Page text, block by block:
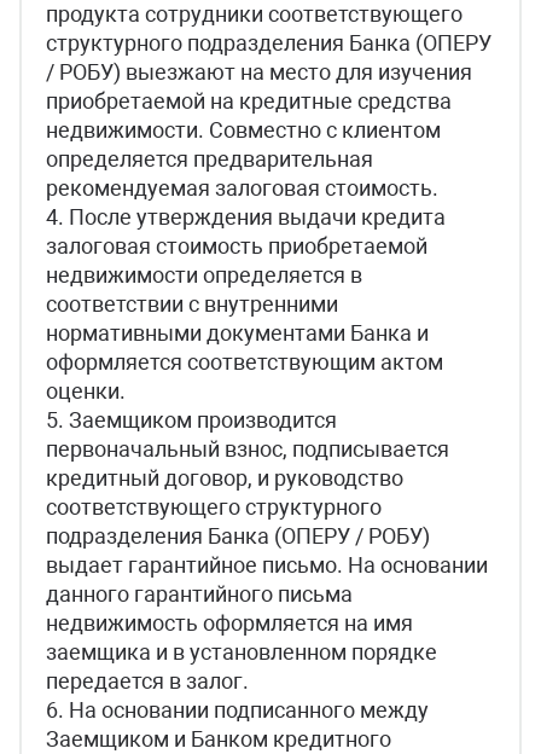
продукта сотрудники соответствующего
структурного подразделения Банка (ОПЕРУ
/ РОБУ) выезжают на место для изучения
приобретаемой на кредитные средства
недвижимости. Совместно с клиентом
определяется предварительная
рекомендуемая залоговая стоимость.
4. После утверждения выдачи кредита
залоговая стоимость приобретаемой
недвижимости определяется в
соответствии с внутренними
нормативными документами Банка и
оформляется соответствующим актом
оценки.
5. Заемщиком производится
первоначальный взнос, подписывается
кредитный договор, и руководство
соответствующего структурного
подразделения Банка (ОПЕРУ / РОБУ)
выдает гарантийное письмо. На основании
данного гарантийного письма
недвижимость оформляется на имя
заемщика и в установленном порядке
передается в залог.
6. На основании подписанного между
Заемщиком и Банком кредитного